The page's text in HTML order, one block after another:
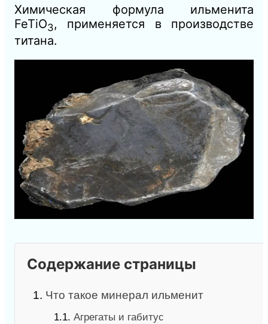
Химическая формула ильменита
FeTiO3, применяется в производстве
титана.
Содержание страницы
1. Что такое минерал ильменит
1.1. Агрегаты и габитус